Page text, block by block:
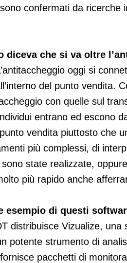
confermati da ricerche
diceva che si va oltre
oggi si
del punto vendita.
con quelle sul
entrano ed escono
vendita piuttosto che
più complessi, di
state realizzate,
più rapido anche
esempio di questi
distribuisce Vizualize,
potente strumento di
pacchetti di